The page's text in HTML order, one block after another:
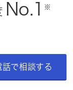
No.1 ※
話で相談する